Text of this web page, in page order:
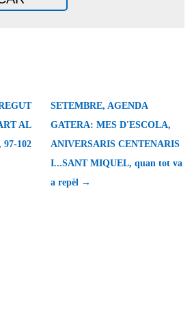
AL
102
SETEMBRE, AGENDA
GATERA: MES D'ESCOLA,
ANIVERSARIS CENTENARIS
I...SANT MIQUEL, quan tot va
a repèl →